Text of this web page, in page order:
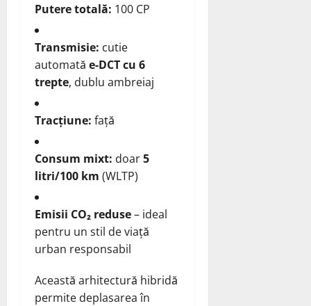
Putere totală: 100 CP
Transmisie: cutie
automată e-DCT cu 6
trepte, dublu ambreiaj
Tracțiune: față
Consum mixt: doar5
litri/100 km (WLTP)
Emisii CO₂ reduse– ideal
pentru un stil de viață
urban responsabil
Această arhitectură hibridă
permite deplasarea în